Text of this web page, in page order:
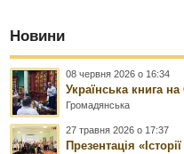
Новини
08 червня 2026 о 16:34
Українська книга
Громадянська
27 травня 2026 о 17:37
Презентація